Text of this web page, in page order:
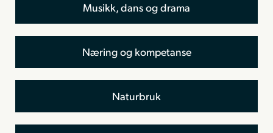
Musikk, dans og drama
Næring og kompetanse
Naturbruk